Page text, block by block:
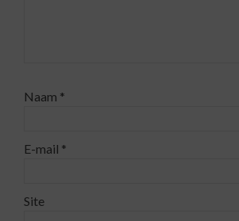
Naam *
E-mail *
Site